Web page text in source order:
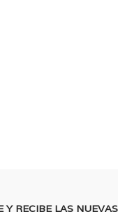
Y RECIBE LAS